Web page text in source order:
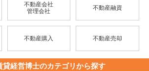
不動産会社
管理会社
不動産融資
不動産購入 不動産売却
貸経営博士のカテゴリから探す